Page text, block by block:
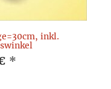
inkl.
*